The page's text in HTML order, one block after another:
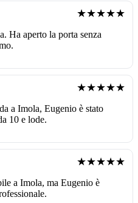
★★★★★
Ha aperto la porta senza
★★★★★
a Imola, Eugenio è stato
10 e lode.
★★★★★
a Imola, ma Eugenio è